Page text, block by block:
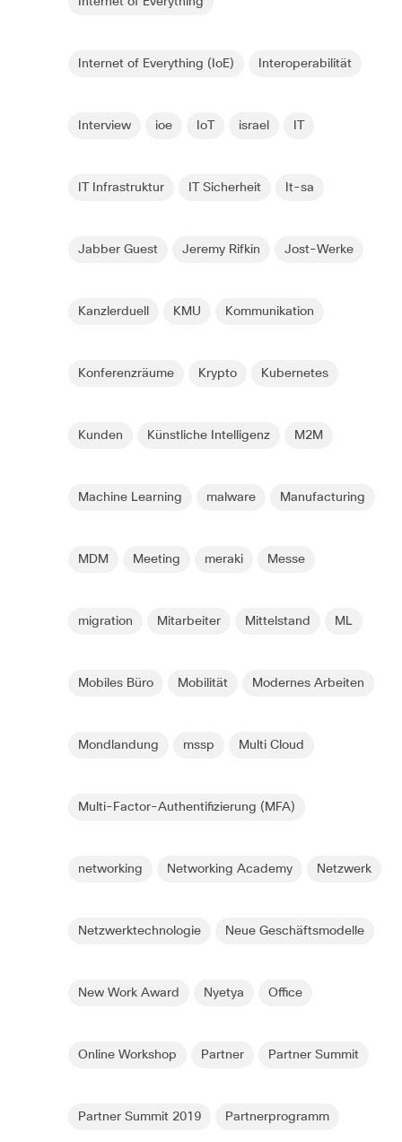
Internet of Everything (IoE) Interoperabilität
Interview ioe IoT israel
IT Infrastruktur IT Sicherheit It-sa
Jabber Guest Jeremy Rifkin Jost-Werke
Kanzlerduell KMU Kommunikation
Konferenzräume Krypto Kubernetes
Kunden Künstliche Intelligenz M2M
Machine Learning malware Manufacturing
MDM Meeting meraki Messe
migration Mitarbeiter Mittelstand ML
Mobiles Büro Mobilität Modernes Arbeiten
Mondlandung mssp Multi Cloud
Multi-Factor-Authentifizierung (MFA)
networking Networking Academy Netzwerk
Netzwerktechnologie Neue Geschäftsmodelle
New Work Award Nyetya Office
Online Workshop Partner Partner Summit
Partner Summit 2019 Partnerprogramm